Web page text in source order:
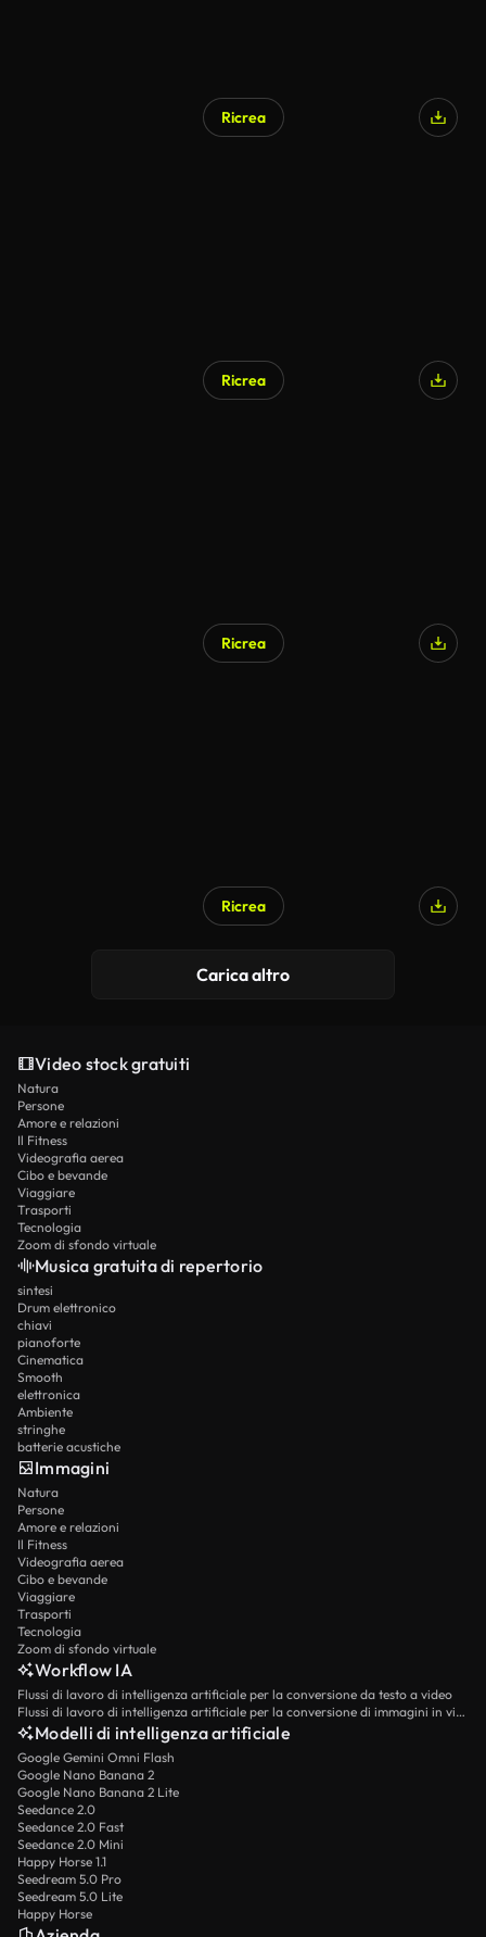
Ricrea
Ricrea
Ricrea
Ricrea
Carica altro
Video stock gratuiti
Natura
Persone
Amore e relazioni
Il Fitness
Videografia aerea
Cibo e bevande
Viaggiare
Trasporti
Tecnologia
Zoom di sfondo virtuale
Musica gratuita di repertorio
sintesi
Drum elettronico
chiavi
pianoforte
Cinematica
Smooth
elettronica
Ambiente
stringhe
batterie acustiche
Immagini
Natura
Persone
Amore e relazioni
Il Fitness
Videografia aerea
Cibo e bevande
Viaggiare
Trasporti
Tecnologia
Zoom di sfondo virtuale
Workflow IA
Flussi di lavoro di intelligenza artificiale per la conversione da testo a video
Flussi di lavoro di intelligenza artificiale per la conversione di immagini in video
Modelli di intelligenza artificiale
Google Gemini Omni Flash
Google Nano Banana 2
Google Nano Banana 2 Lite
Seedance 2.0
Seedance 2.0 Fast
Seedance 2.0 Mini
Happy Horse 1.1
Seedream 5.0 Pro
Seedream 5.0 Lite
Happy Horse